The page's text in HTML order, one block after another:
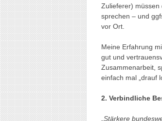
Zulieferer) müssen
sprechen – und
vor Ort.
Meine Erfahrung
gut und
Zusammenarbeit,
einfach mal „drauf
2. Verbindliche
Stärkere